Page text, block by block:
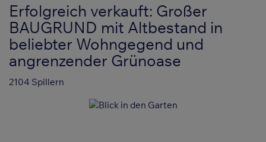
Erfolgreich verkauft: Großer
BAUGRUND mit Altbestand in
beliebter Wohngegend und
angrenzender Grünoase
2104 Spillern